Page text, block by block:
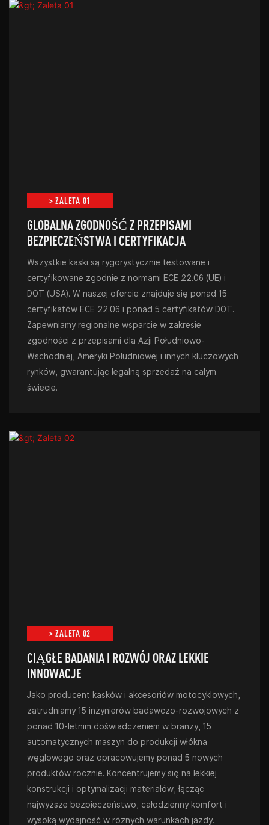
> ZALETA 01
GLOBALNA ZGODNOŚĆ Z PRZEPISAMI
BEZPIECZEŃSTWA I CERTYFIKACJA
Wszystkie kaski są rygorystycznie testowane i
certyfikowane zgodnie z normami ECE 22.06 (UE) i
DOT (USA). W naszej ofercie znajduje się ponad 15
certyfikatów ECE 22.06 i ponad 5 certyfikatów DOT.
Zapewniamy regionalne wsparcie w zakresie
zgodności z przepisami dla Azji Południowo-
Wschodniej, Ameryki Południowej i innych kluczowych
rynków, gwarantując legalną sprzedaż na całym
świecie.
> ZALETA 02
CIĄGŁE BADANIA I ROZWÓJ ORAZ LEKKIE
INNOWACJE
Jako producent kasków i akcesoriów motocyklowych,
zatrudniamy 15 inżynierów badawczo-rozwojowych z
ponad 10-letnim doświadczeniem w branży, 15
automatycznych maszyn do produkcji włókna
węglowego oraz opracowujemy ponad 5 nowych
produktów rocznie. Koncentrujemy się na lekkiej
konstrukcji i optymalizacji materiałów, łącząc
najwyższe bezpieczeństwo, całodzienny komfort i
wysoką wydajność w różnych warunkach jazdy.